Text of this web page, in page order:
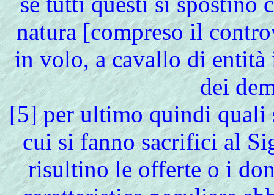
natura [compreso il
in volo, a cavallo di
dei
[5] per ultimo quindi quali
cui si fanno sacrifici al
risultino le offerte o i